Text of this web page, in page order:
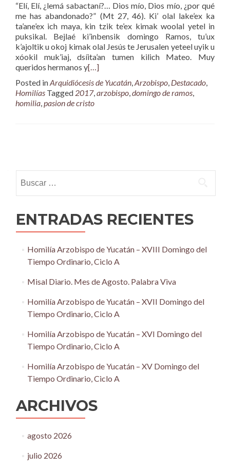
“Elí, Elí, ¿lemá sabactaní?… Dios mío, Dios mío, ¿por qué
me has abandonado?” (Mt 27, 46). Ki’ olal lake’ex ka
ta’ane’ex ich maya, kin tzik te’ex kimak woolal yetel in
puksikal. Bejlaé ki’inbensik domingo Ramos, tu’ux
k’ajoltik u okoj kimak olal Jesús te Jerusalen yeteel uyik u
xóokil muk’iaj, dsíita’an tumen kilich Mateo. Muy
queridos hermanos y[…]
Posted inArquidiócesis de Yucatán,Arzobispo, Destacado,
Homilías Tagged 2017,arzobispo,domingo de ramos,
homilia,pasion de cristo
navigation
ENTRADAS RECIENTES
Homilía Arzobispo de Yucatán – XVIII Domingo del
Tiempo Ordinario, Ciclo A
Misal Diario. Mes de Agosto. Palabra Viva
Homilía Arzobispo de Yucatán – XVII Domingo del
Tiempo Ordinario, Ciclo A
Homilía Arzobispo de Yucatán – XVI Domingo del
Tiempo Ordinario, Ciclo A
Homilía Arzobispo de Yucatán – XV Domingo del
Tiempo Ordinario, Ciclo A
ARCHIVOS
agosto 2026
julio 2026